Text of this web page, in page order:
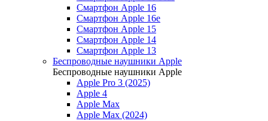
Смартфон Apple 16
Смартфон Apple 16e
Смартфон Apple 15
Смартфон Apple 14
Смартфон Apple 13
Беспроводные наушники Apple
Беспроводные наушники Apple
Apple Pro 3 (2025)
Apple 4
Apple Max
Apple Max (2024)